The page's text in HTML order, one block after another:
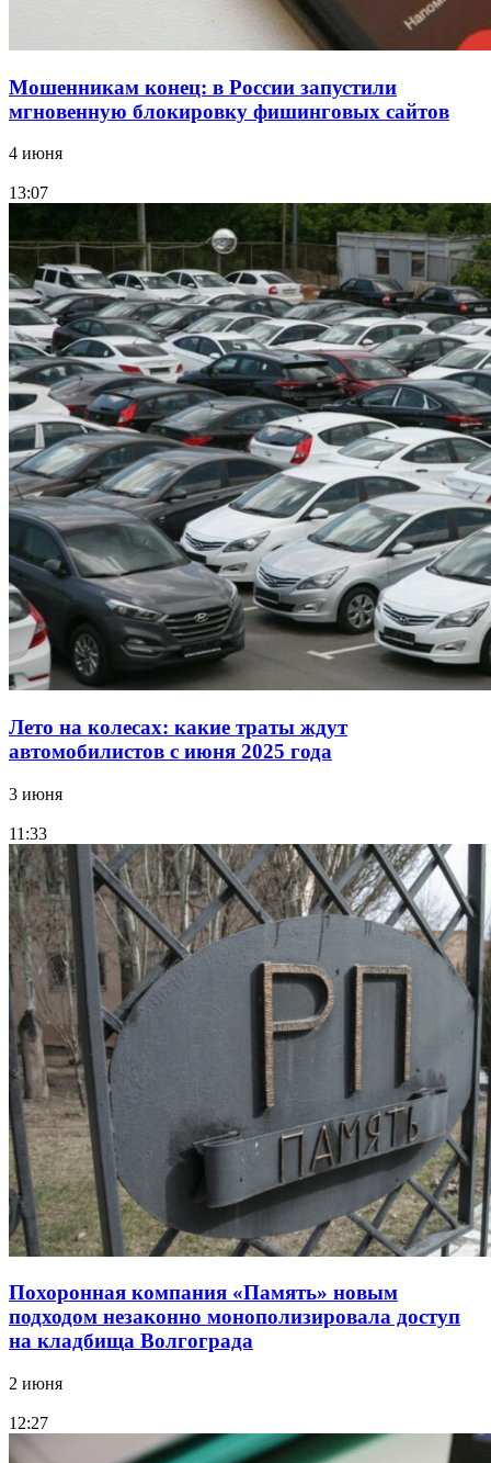
Мошенникам конец: в России запустили
мгновенную блокировку фишинговых сайтов
4 июня
13:07
Лето на колесах: какие траты ждут
автомобилистов с июня 2025 года
3 июня
11:33
Похоронная компания «Память» новым
подходом незаконно монополизировала доступ
на кладбища Волгограда
2 июня
12:27